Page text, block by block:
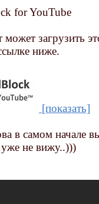
for YouTube
может загрузить
ниже.
[показать]
самом начале
уже не вижу..)))